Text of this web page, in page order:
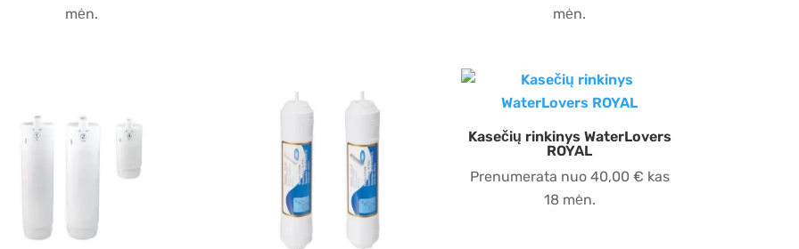
mėn.
mėn.
Kasečių rinkinys WaterLovers
ROYAL
Prenumerata nuo 40,00 € kas
18 mėn.